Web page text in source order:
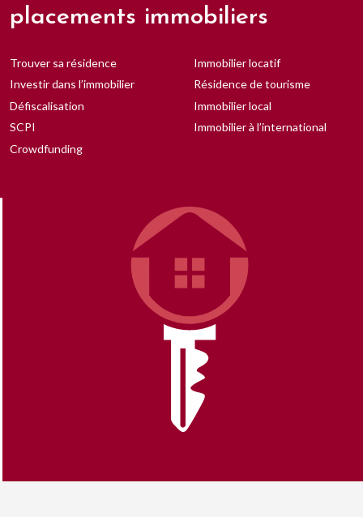
placements immobiliers
Trouver sa résidence
Investir dans l’immobilier
Défiscalisation
SCPI
Crowdfunding
Immobilier locatif
Résidence de tourisme
Immobilier local
Immobilier à l’international